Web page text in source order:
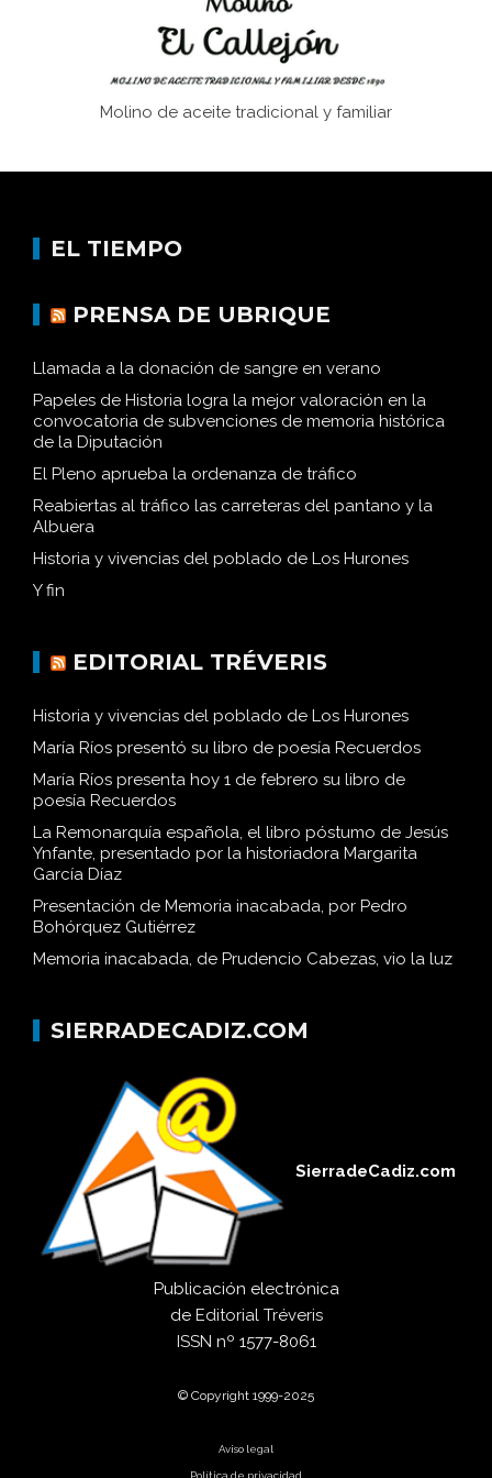
Molino de aceite tradicional y familiar
EL TIEMPO
PRENSA DE UBRIQUE
Llamada a la donación de sangre en verano
Papeles de Historia logra la mejor valoración en la
convocatoria de subvenciones de memoria histórica
de la Diputación
El Pleno aprueba la ordenanza de tráfico
Reabiertas al tráfico las carreteras del pantano y la
Albuera
Historia y vivencias del poblado de Los Hurones
Y fin
EDITORIAL TRÉVERIS
Historia y vivencias del poblado de Los Hurones
María Ríos presentó su libro de poesía Recuerdos
María Ríos presenta hoy 1 de febrero su libro de
poesía Recuerdos
La Remonarquía española, el libro póstumo de Jesús
Ynfante, presentado por la historiadora Margarita
García Díaz
Presentación de Memoria inacabada, por Pedro
Bohórquez Gutiérrez
Memoria inacabada, de Prudencio Cabezas, vio la luz
SIERRADECADIZ.COM
SierradeCadiz.com
Publicación electrónica
de Editorial Tréveris
ISSN nº 1577-8061
© Copyright 1999-2025
Aviso legal